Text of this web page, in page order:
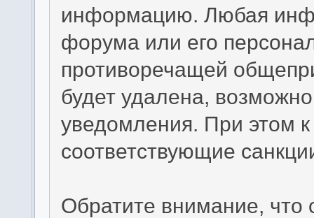
информацию. Любая
форума или его
противоречащей
будет удалена,
уведомления. При этом
соответствующие
Обратите внимание,